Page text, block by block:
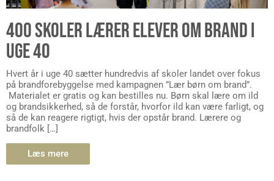
400 SKOLER LÆRER ELEVER OM BRAND I
UGE 40
Hvert år i uge 40 sætter hundredvis af skoler landet over fokus
på brandforebyggelse med kampagnen ”Lær børn om brand”.
Materialet er gratis og kan bestilles nu. Børn skal lære om ild
og brandsikkerhed, så de forstår, hvorfor ild kan være farligt, og
så de kan reagere rigtigt, hvis der opstår brand. Lærere og
brandfolk […]
Læs mere